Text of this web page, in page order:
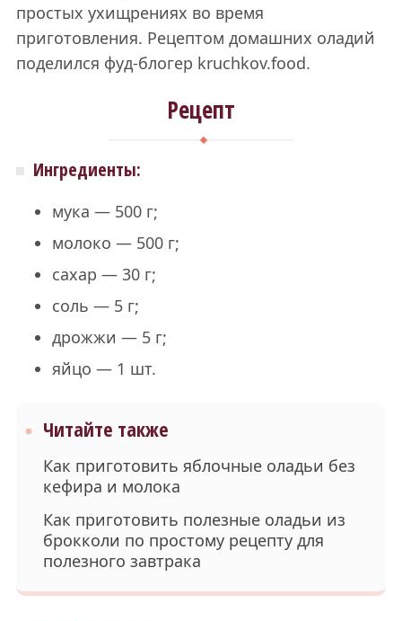
простых ухищрениях во время
приготовления. Рецептом домашних оладий
поделился фуд-блогер kruchkov.food.
Рецепт
Ингредиенты:
мука — 500 г;
молоко — 500 г;
сахар — 30 г;
соль — 5 г;
дрожжи — 5 г;
яйцо — 1 шт.
Читайте также
Как приготовить яблочные оладьи без
кефира и молока
Как приготовить полезные оладьи из
брокколи по простому рецепту для
полезного завтрака